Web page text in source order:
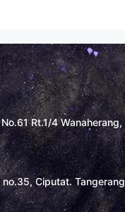
Rt.1/4 Wanaherang,
Ciputat. Tangerang